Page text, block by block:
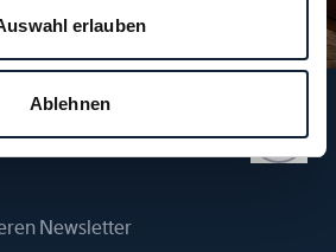
erlauben
Ablehnen
Newsletter